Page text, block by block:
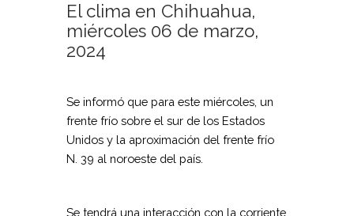
El clima en Chihuahua,
miércoles 06 de marzo,
2024
Se informó que para este miércoles, un
frente frío sobre el sur de los Estados
Unidos y la aproximación del frente frío
N. 39 al noroeste del país.
Se tendrá una interacción con la corriente